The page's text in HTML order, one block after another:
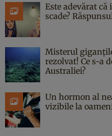
Este adevărat
scade?
Misterul
rezolvat! Ce s-a
Australiei?
Un hormon al
vizibile la